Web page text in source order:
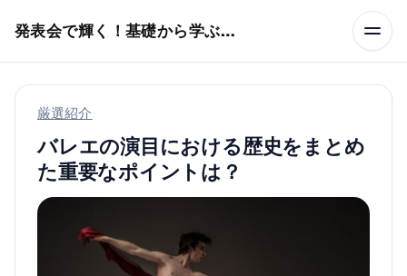
発表会で輝く！基礎から学ぶバレエ術
厳選紹介
バレエの演目における歴史をまとめ
た重要なポイントは？